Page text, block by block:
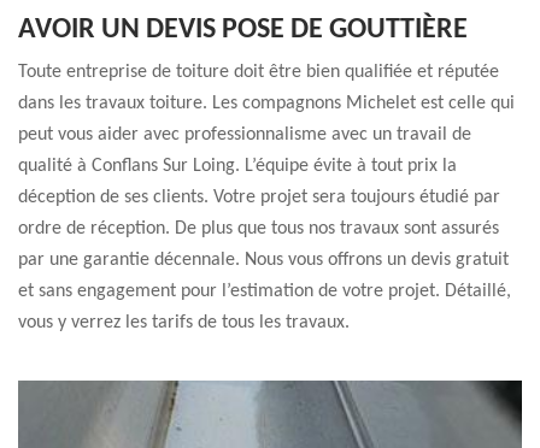
AVOIR UN DEVIS POSE DE GOUTTIÈRE
Toute entreprise de toiture doit être bien qualifiée et réputée
dans les travaux toiture. Les compagnons Michelet est celle qui
peut vous aider avec professionnalisme avec un travail de
qualité à Conflans Sur Loing. L’équipe évite à tout prix la
déception de ses clients. Votre projet sera toujours étudié par
ordre de réception. De plus que tous nos travaux sont assurés
par une garantie décennale. Nous vous offrons un devis gratuit
et sans engagement pour l’estimation de votre projet. Détaillé,
vous y verrez les tarifs de tous les travaux.